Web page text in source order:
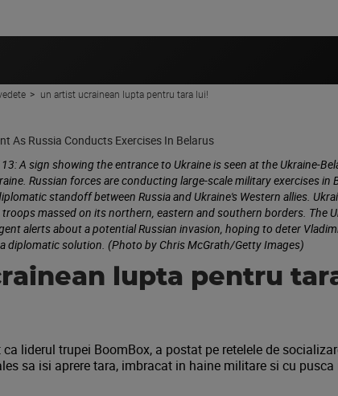
un artist ucrainean lupta pentru tara lui!
13: A sign showing the entrance to Ukraine is seen at the Ukraine-
Russian forces are conducting large-scale military exercises in
standoff between Russia and Ukraine's Western allies.
massed on its northern, eastern and southern borders. The
alerts about a potential Russian invasion, hoping to deter
diplomatic solution. (Photo by Chris McGrath/Getty Images)
lupta pentru
liderul trupei BoomBox, a postat pe retelele de
sa isi aprere tara, imbracat in haine militare si cu pusca